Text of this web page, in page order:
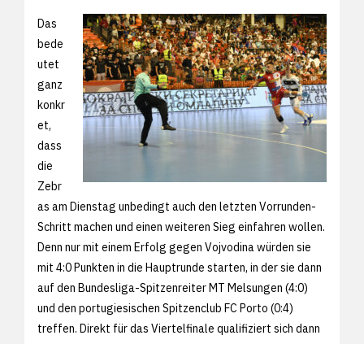
Das
bede
utet
ganz
konkr
et,
dass
die
Zebr
as am Dienstag unbedingt auch den letzten Vorrunden-
Schritt machen und einen weiteren Sieg einfahren wollen.
Denn nur mit einem Erfolg gegen Vojvodina würden sie
mit 4:0 Punkten in die Hauptrunde starten, in der sie dann
auf den Bundesliga-Spitzenreiter MT Melsungen (4:0)
und den portugiesischen Spitzenclub FC Porto (0:4)
treffen. Direkt für das Viertelfinale qualifiziert sich dann